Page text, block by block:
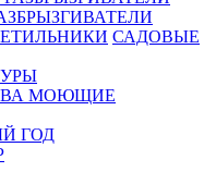
САДОВЫЕ
МОЮЩИЕ
ГОД